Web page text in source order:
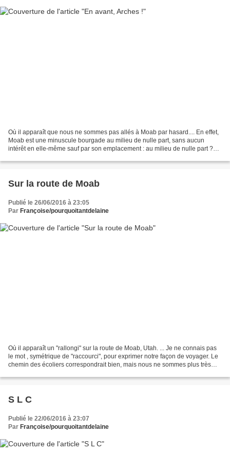
Où il apparaît que nous ne sommes pas allés à Moab par hasard.... En effet,
Moab est une minuscule bourgade au milieu de nulle part, sans aucun
intérêt en elle-même sauf par son emplacement : au milieu de nulle part ?
Sur la route de Moab
Publié le 26/06/2016 à 23:05
Par Françoise/pourquoitantdelaine
Où il apparaît un "rallongi" sur la route de Moab, Utah. ... Je ne connais pas
le mot , symétrique de "raccourci", pour exprimer notre façon de voyager. Le
chemin des écoliers correspondrait bien, mais nous ne sommes plus très
S L C
Publié le 22/06/2016 à 23:07
Par Françoise/pourquoitantdelaine